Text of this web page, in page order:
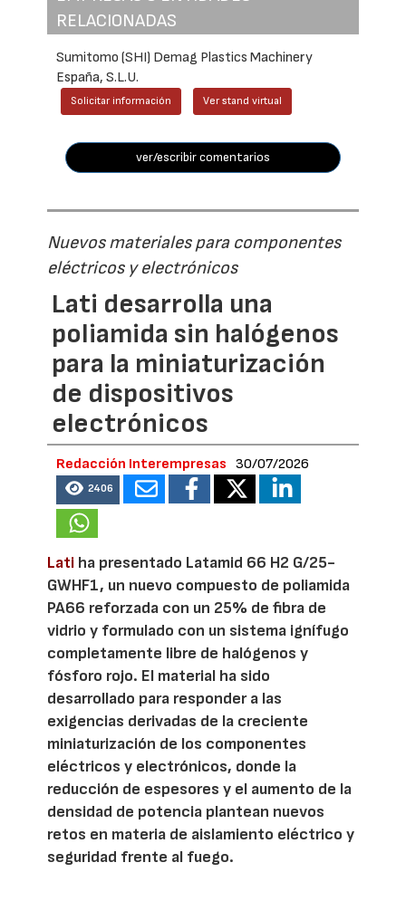
RELACIONADAS
Sumitomo (SHI) Demag Plastics Machinery
España, S.L.U.
Solicitar información Ver stand virtual
ver/escribir comentarios
Nuevos materiales para componentes
eléctricos y electrónicos
Lati desarrolla una
poliamida sin halógenos
para la miniaturización
de dispositivos
electrónicos
Redacción Interempresas 30/07/2026
2406
Lati ha presentado Latamid 66 H2 G/25-
GWHF1, un nuevo compuesto de poliamida
PA66 reforzada con un 25% de fibra de
vidrio y formulado con un sistema ignífugo
completamente libre de halógenos y
fósforo rojo. El material ha sido
desarrollado para responder a las
exigencias derivadas de la creciente
miniaturización de los componentes
eléctricos y electrónicos, donde la
reducción de espesores y el aumento de la
densidad de potencia plantean nuevos
retos en materia de aislamiento eléctrico y
seguridad frente al fuego.